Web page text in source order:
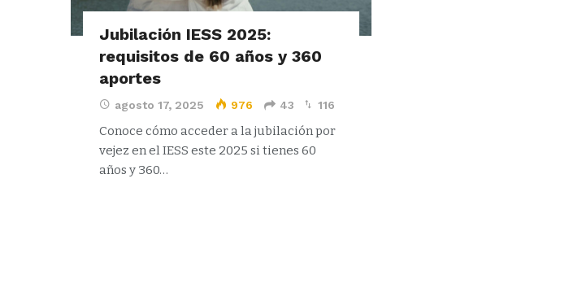
Jubilación IESS 2025:
requisitos de 60 años y 360
aportes
agosto 17, 2025 976 43 116
Conoce cómo acceder a la jubilación por
vejez en el IESS este 2025 si tienes 60
años y 360…